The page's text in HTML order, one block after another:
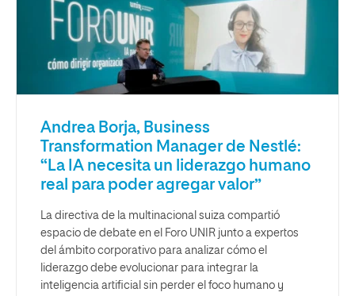
Andrea Borja, Business
Transformation Manager de Nestlé:
“La IA necesita un liderazgo humano
real para poder agregar valor”
La directiva de la multinacional suiza compartió
espacio de debate en el Foro UNIR junto a expertos
del ámbito corporativo para analizar cómo el
liderazgo debe evolucionar para integrar la
inteligencia artificial sin perder el foco humano y